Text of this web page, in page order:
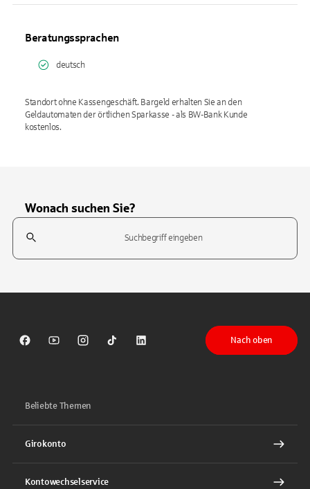
Beratungssprachen
deutsch
Standort ohne Kassengeschäft. Bargeld erhalten Sie an den
Geldautomaten der örtlichen Sparkasse - als BW-Bank Kunde
kostenlos.
Wonach suchen Sie?
Suchfeld
Sparkasse auf Facebook
Sparkasse auf Youtube
Sparkasse auf Instagram
Sparkasse auf TikTok
Sparkasse auf LinkedIn
Nach oben
Beliebte Themen
Girokonto
Kontowechselservice